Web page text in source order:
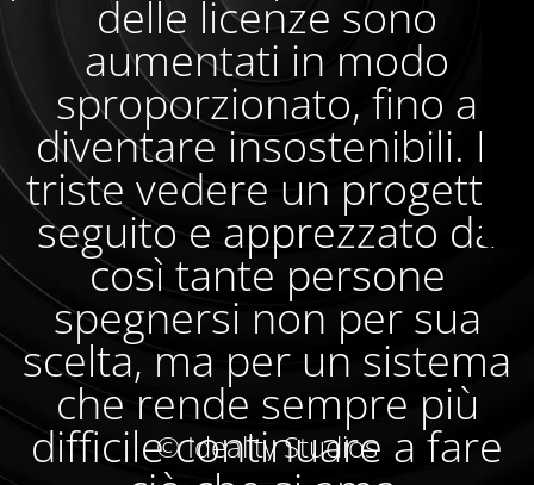
delle licenze sono
aumentati in modo
sproporzionato, fino a
diventare insostenibili. È
triste vedere un progetto
seguito e apprezzato da
così tante persone
spegnersi non per sua
scelta, ma per un sistema
che rende sempre più
difficile continuare a fare
© Ideality Studios